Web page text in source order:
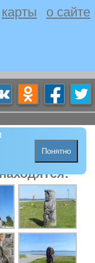
карты о сайте
Понятно